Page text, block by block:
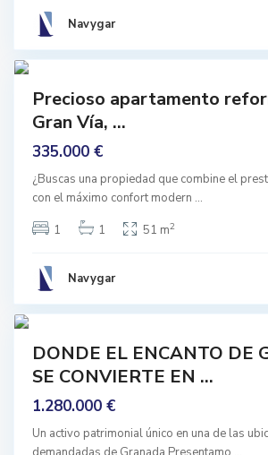
Navygar
a
d
a
Precioso apartamento
Gran Vía, ...
335.000 €
¿Buscas una propiedad que combine el
con el máximo confort modern ...
1
1 51 m2
Navygar
A
b
y
c
i
,
G
a
d
a
DONDE EL ENCANTO DE
SE CONVIERTE EN ...
1.280.000 €
Un activo patrimonial único en una de las
a
o